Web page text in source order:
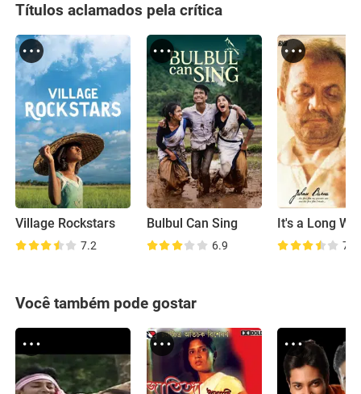
Títulos aclamados pela crítica
Village Rockstars
7.2
Bulbul Can Sing
6.9 7.7
Você também pode gostar